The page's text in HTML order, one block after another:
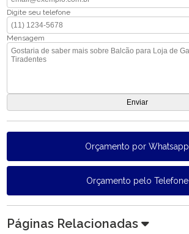
Digite seu telefone
Mensagem
Orçamento por Whatsapp
Orçamento pelo Telefone
Páginas Relacionadas